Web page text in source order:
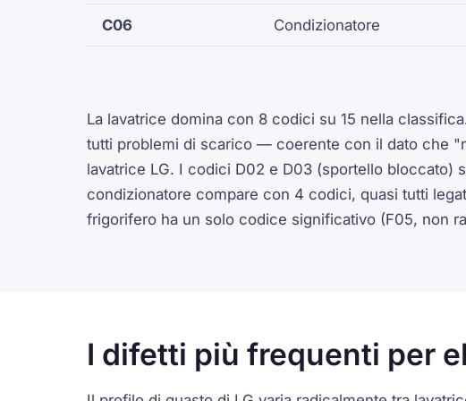
C06 Condizionatore
La lavatrice domina con 8 codici su 15 nella
tutti problemi di scarico — coerente con il dato che
lavatrice LG. I codici D02 e D03 (sportello bloccato)
condizionatore compare con 4 codici, quasi tutti
frigorifero ha un solo codice significativo (F05, non
I difetti più frequenti per